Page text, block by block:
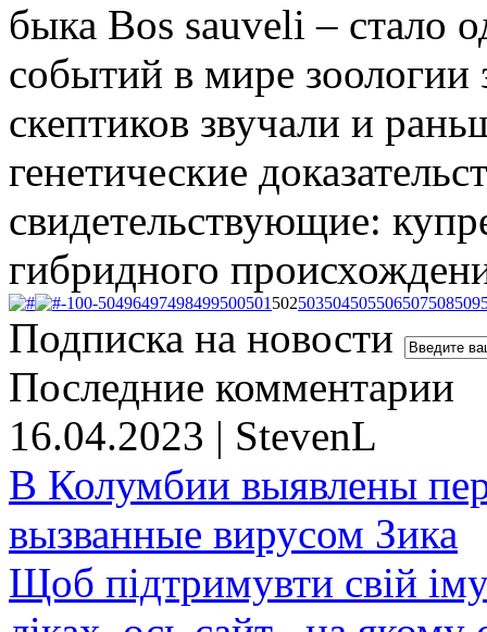
быка Bos sauveli – стало
событий в мире зоологии
скептиков звучали и
генетические
свидетельствующие:
гибридного
-100-50496497498499500501 502503504505506507508509
Подписка на новости
Последние комментарии
16.04.2023 | StevenL
В Колумбии выявлены
вызванные вирусом Зика
Щоб підтримувти свій